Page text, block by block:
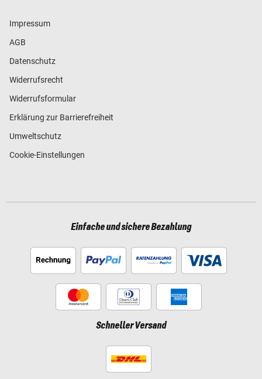
Impressum
AGB
Datenschutz
Widerrufsrecht
Widerrufsformular
Erklärung zur Barrierefreiheit
Umweltschutz
Cookie-Einstellungen
Einfache und sichere Bezahlung
Schneller Versand